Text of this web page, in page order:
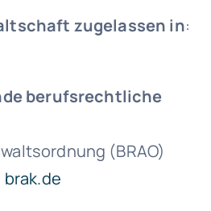
zugelassen in:
berufsrechtliche
(BRAO)
brak.de